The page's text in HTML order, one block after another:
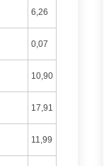
6,26
0,07
10,90
17,91
11,99